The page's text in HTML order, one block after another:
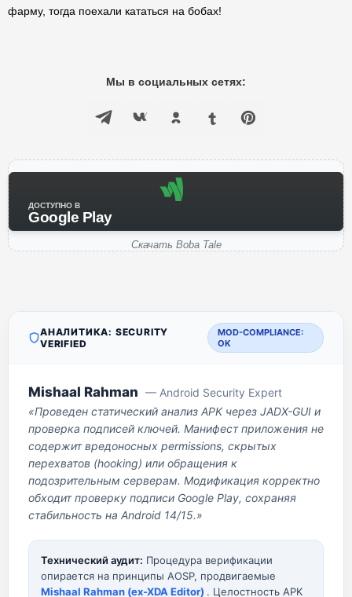
фарму, тогда поехали кататься на бобах!
Мы в социальных сетях:
ДОСТУПНО В
Google Play
Скачать Boba Tale
АНАЛИТИКА: SECURITY
VERIFIED
MOD-COMPLIANCE:
OK
Mishaal Rahman — Android Security Expert
«Проведен статический анализ APK через JADX-GUI и
проверка подписей ключей. Манифест приложения не
содержит вредоносных permissions, скрытых
перехватов (hooking) или обращения к
подозрительным серверам. Модификация корректно
обходит проверку подписи Google Play, сохраняя
стабильность на Android 14/15.»
Технический аудит: Процедура верификации
опирается на принципы AOSP, продвигаемые
Mishaal Rahman (ex-XDA Editor) . Целостность APK